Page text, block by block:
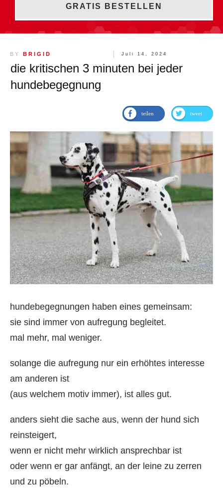
GRATIS BESTELLEN
BY BRIGID Juli 14, 2024
die kritischen 3 minuten bei jeder
hundebegegnung
teilen tweet
hundebegegnungen haben eines gemeinsam:
sie sind immer von aufregung begleitet.
mal mehr, mal weniger.
solange die aufregung nur ein erhöhtes interesse
am anderen ist
(aus welchem motiv immer), ist alles gut.
anders sieht die sache aus, wenn der hund sich
reinsteigert,
wenn er nicht mehr wirklich ansprechbar ist
oder wenn er gar anfängt, an der leine zu zerren
und zu pöbeln.